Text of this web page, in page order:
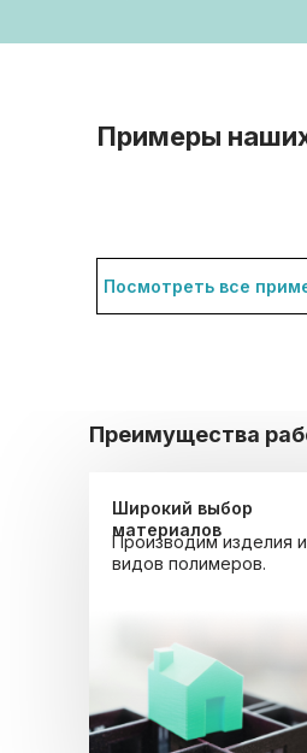
Примеры
Посмотреть все
Производим изделия
видов полимеров.
Преимущества
Широкий выбор
материалов